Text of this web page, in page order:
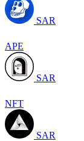
SAR
APE
SAR
NFT
SAR